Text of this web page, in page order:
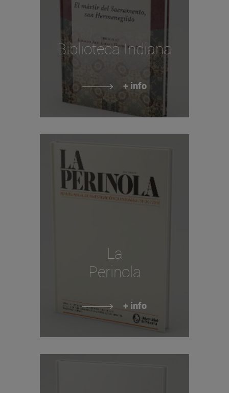
Biblioteca Indiana
+ info
La
Perinola
+ info